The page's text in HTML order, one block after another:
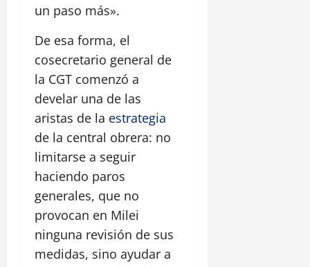
un paso más».
De esa forma, el
cosecretario general de
la CGT comenzó a
develar una de las
aristas de la estrategia
de la central obrera: no
limitarse a seguir
haciendo paros
generales, que no
provocan en Milei
ninguna revisión de sus
medidas, sino ayudar a